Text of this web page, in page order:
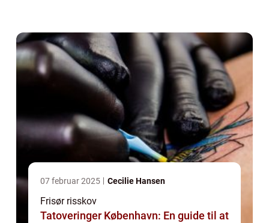
07 februar 2025 Cecilie Hansen
Frisør risskov
Tatoveringer København: En guide til at